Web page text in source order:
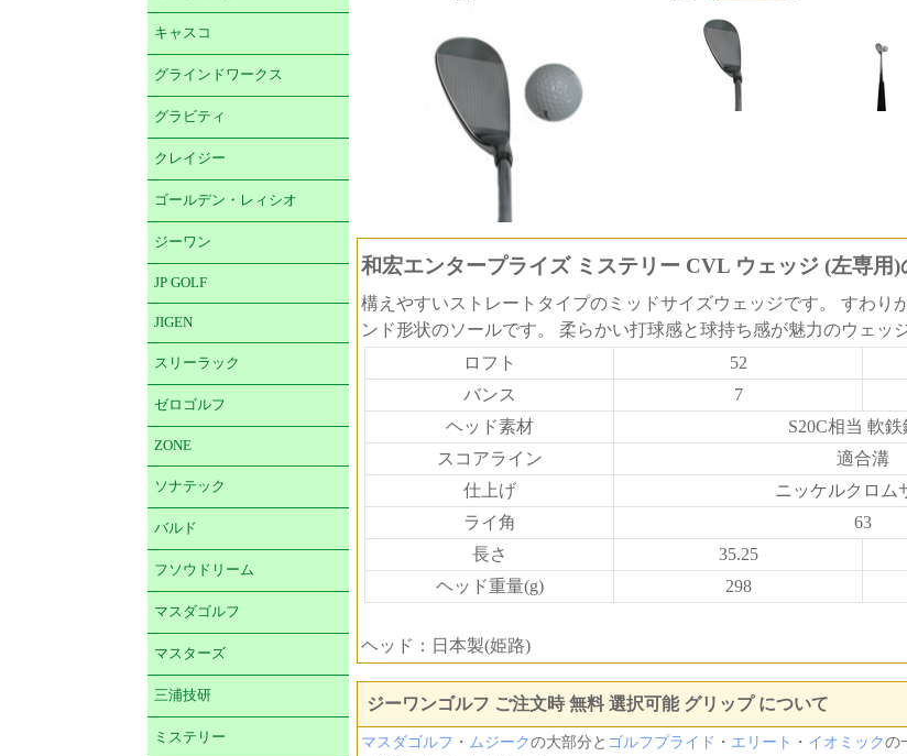
キャスコ
グラインドワークス
グラビティ
クレイジー
ゴールデン・レィシオ
ジーワン
JP GOLF
JIGEN
スリーラック
ゼロゴルフ
ZONE
ソナテック
バルド
フソウドリーム
マスダゴルフ
マスターズ
三浦技研
ミステリー
和宏エンタープライズ ミステリー CVL ウェッジ (左専用)
構えやすいストレートタイプのミッドサイズウェッジです。 すわり
ンド形状のソールです。 柔らかい打球感と球持ち感が魅力のウェッ
ロフト
52
バンス
7
ヘッド素材
S20C相当 軟鉄
スコアライン
適合溝
仕上げ
ニッケルクロム
ライ角
63
長さ
35.25
ヘッド重量(g)
298
ヘッド：日本製(姫路)
ジーワンゴルフ ご注文時 無料 選択可能 グリップ について
マスダゴルフ ・ ムジークの大部分と ゴルフプライド ・ エリート ・ イオミックの